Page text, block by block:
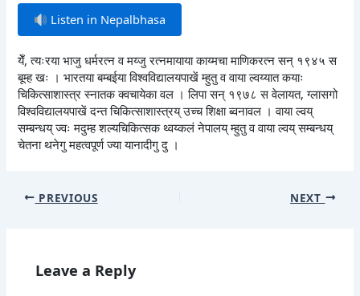
Listen in Nepalbhasa
येँ, त्यःरया भाजु धर्मरत्न व मय्जु रत्नमायाया काय्मचा माणिकरत्न सन् १९४५ स
बूम्ह खः । भारतया बम्बईया विश्वविद्यालयपाखें म्हुतु व वाया ल्वय्यात कयाः
चिकित्साशास्त्र स्नातक क्वचायेका वल । लिपा सन् १९७८ स वेलायत, ग्लासगो
विश्वविद्यालयपाखें दन्त चिकित्साशास्त्रय् उच्च शिक्षा ब्वनावल । वाया ल्वय्
सम्बन्धय् ज्वः मदुम्ह शल्यचिकित्सक थ्वय्कलं नेपालय् म्हुतु व वाया ल्वय् सम्बन्धय्
चेतना थनेगु महत्वपूर्ण ज्या यानादीगु दु ।
PREVIOUS NEXT
Leave a Reply